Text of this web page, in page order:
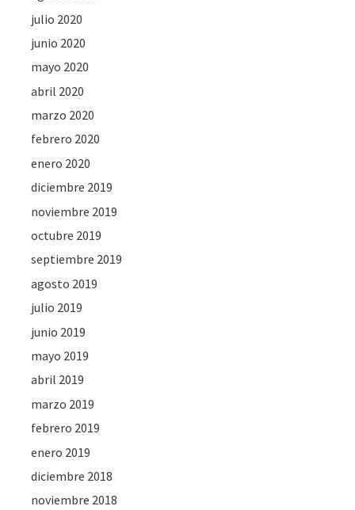
julio 2020
junio 2020
mayo 2020
abril 2020
marzo 2020
febrero 2020
enero 2020
diciembre 2019
noviembre 2019
octubre 2019
septiembre 2019
agosto 2019
julio 2019
junio 2019
mayo 2019
abril 2019
marzo 2019
febrero 2019
enero 2019
diciembre 2018
noviembre 2018